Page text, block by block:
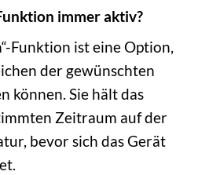
immer aktiv?
Funktion ist eine Option,
der gewünschten
können. Sie hält das
Zeitraum auf der
bevor sich das Gerät